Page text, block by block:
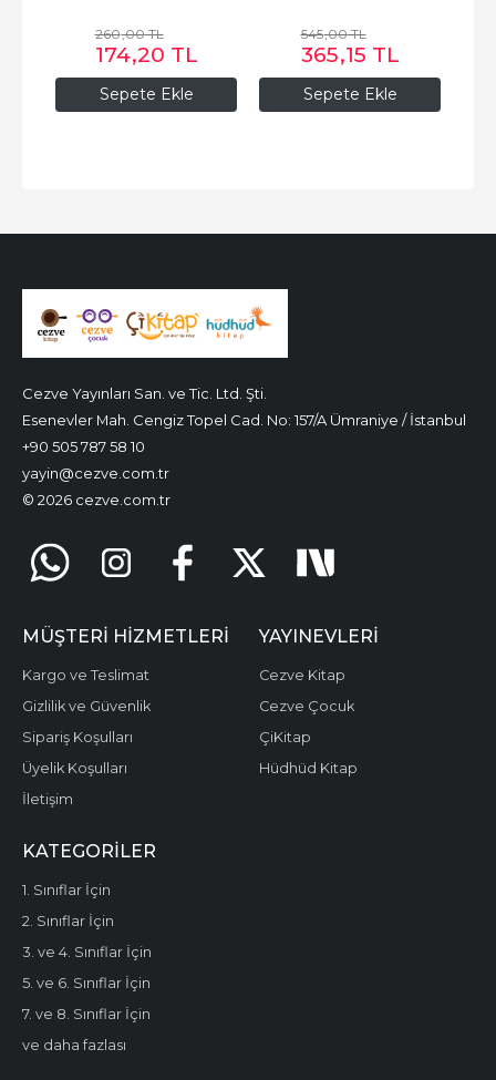
Sepete Ekle
260,00TL
174,20 TL
Sepete Ekle
545,00TL
365,15 TL
Cezve Yayınları San. ve Tic. Ltd. Şti.
Esenevler Mah. Cengiz Topel Cad. No: 157/A Ümraniye / İstanbul
+90 505 787 58 10
yayin@cezve.com.tr
© 2026 cezve.com.tr
MÜŞTERI HIZMETLERI
Kargo ve Teslimat
Gizlilik ve Güvenlik
Sipariş Koşulları
Üyelik Koşulları
İletişim
YAYINEVLERI
Cezve Kitap
Cezve Çocuk
ÇiKitap
Hüdhüd Kitap
KATEGORILER
1. Sınıflar İçin
2. Sınıflar İçin
3. ve 4. Sınıflar İçin
5. ve 6. Sınıflar İçin
7. ve 8. Sınıflar İçin
ve daha fazlası